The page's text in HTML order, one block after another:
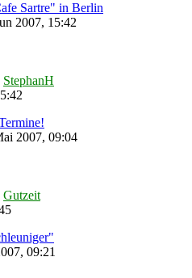
Sartre" in Berlin
2007, 15:42
StephanH
2007, 09:04
Gutzeit
09:21